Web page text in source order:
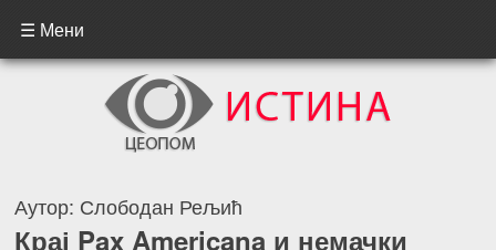
☰ Мени
Аутор: Слободан Рељић
Крај Pax Americana и немачки